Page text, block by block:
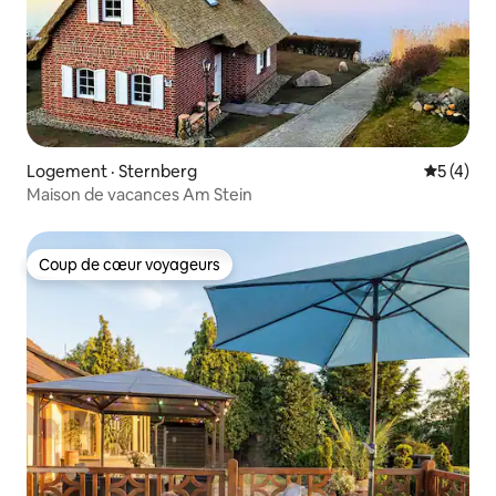
Logement · Sternberg Note
5 (4)
Maison de vacances Am Stein
Coup de cœur voyageurs
Coup de cœur voyageurs